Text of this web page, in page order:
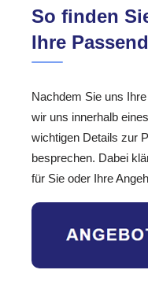
So finden
Ihre
Nachdem Sie uns
wir uns innerhalb
wichtigen Details zur
besprechen. Dabei
für Sie oder Ihre